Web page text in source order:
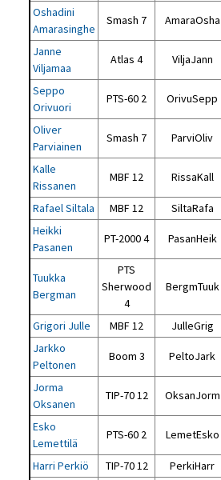
Oshadini
Amarasinghe
Smash 7 AmaraOsha
Janne
Viljamaa
Atlas 4 ViljaJann
Seppo
Orivuori
PTS-60 2 OrivuSepp
Oliver
Parviainen
Smash 7 ParviOliv
Kalle
Rissanen
MBF 12 RissaKall
Rafael Siltala MBF 12 SiltaRafa
Heikki
Pasanen
PT-2000 4 PasanHeik
Tuukka
Bergman
PTS
Sherwood
4
BergmTuuk
Grigori Julle MBF 12 JulleGrig
Jarkko
Peltonen
Boom 3 PeltoJark
Jorma
Oksanen
TIP-70 12 OksanJorm
Esko
Lemettilä
PTS-60 2 LemetEsko
Harri Perkiö TIP-70 12 PerkiHarr